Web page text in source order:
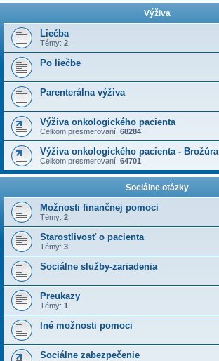
Výživa
Liečba
Témy: 2
Po liečbe
Parenterálna výživa
Výživa onkologického pacienta
Celkom presmerovaní: 68284
Výživa onkologického pacienta - Brožúra
Celkom presmerovaní: 64701
Sociálne otázky
Možnosti finančnej pomoci
Témy: 2
Starostlivosť o pacienta
Témy: 3
Sociálne služby-zariadenia
Preukazy
Témy: 1
Iné možnosti pomoci
Sociálne zabezpečenie